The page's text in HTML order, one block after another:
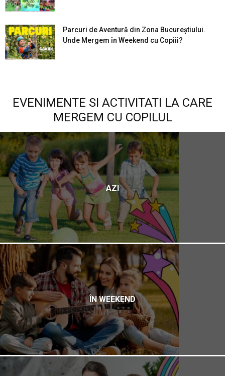
Parcuri de Aventură din Zona Bucureştiului.
Unde Mergem în Weekend cu Copiii?
EVENIMENTE SI ACTIVITATI LA CARE
MERGEM CU COPILUL
AZI
ÎN WEEKEND